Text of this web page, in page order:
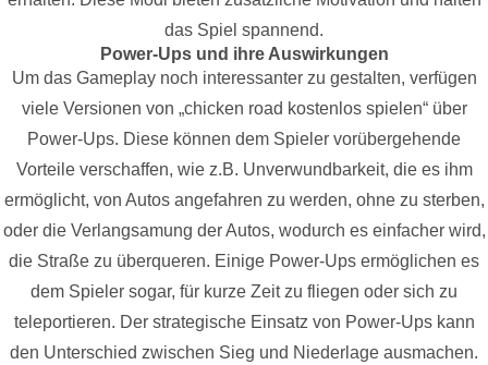
das Spiel spannend.
Power-Ups und ihre Auswirkungen
Um das Gameplay noch interessanter zu gestalten, verfügen
viele Versionen von „chicken road kostenlos spielen“ über
Power-Ups. Diese können dem Spieler vorübergehende
Vorteile verschaffen, wie z.B. Unverwundbarkeit, die es ihm
ermöglicht, von Autos angefahren zu werden, ohne zu sterben,
oder die Verlangsamung der Autos, wodurch es einfacher wird,
die Straße zu überqueren. Einige Power-Ups ermöglichen es
dem Spieler sogar, für kurze Zeit zu fliegen oder sich zu
teleportieren. Der strategische Einsatz von Power-Ups kann
den Unterschied zwischen Sieg und Niederlage ausmachen.